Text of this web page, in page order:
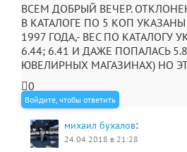
ВСЕМ ДОБРЫЙ ВЕЧЕР.
В КАТАЛОГЕ ПО 5 КОП
1997 ГОДА,- ВЕС ПО КАТАЛОГУ
6.44; 6.41 И ДАЖЕ ПОПАЛАСЬ
ЮВЕЛИРНЫХ МАГАЗИНАХ) НО
0
Войдите, чтобы ответить
михаил бухалов:
24.04.2018 в 21:28